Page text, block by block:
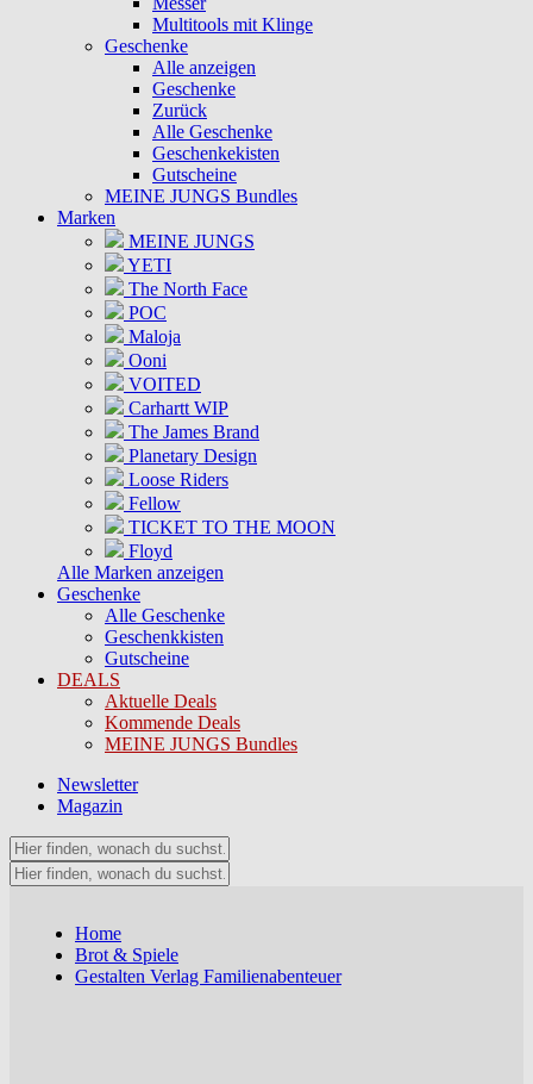
Multitools mit Klinge
Geschenke
Alle anzeigen
Geschenke
Zurück
Alle Geschenke
Geschenkekisten
Gutscheine
MEINE JUNGS Bundles
Marken
MEINE JUNGS
YETI
The North Face
POC
Maloja
Ooni
VOITED
Carhartt WIP
The James Brand
Planetary Design
Loose Riders
Fellow
TICKET TO THE MOON
Floyd
Alle Marken anzeigen
Geschenke
Alle Geschenke
Geschenkkisten
Gutscheine
DEALS
Aktuelle Deals
Kommende Deals
MEINE JUNGS Bundles
Newsletter
Magazin
Home
Brot & Spiele
Gestalten Verlag Familienabenteuer